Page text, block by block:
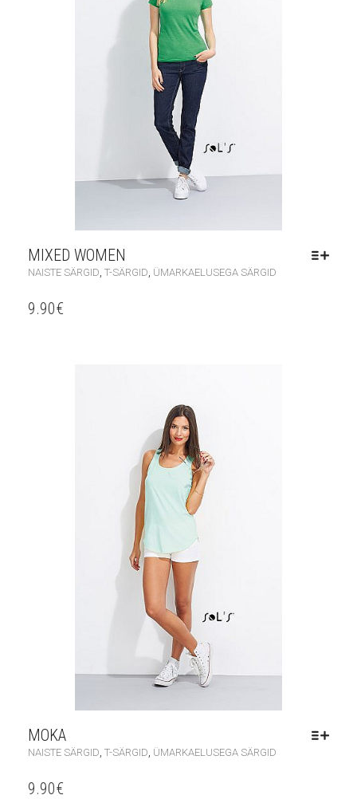
MIXED WOMEN
NAISTE SÄRGID T-SÄRGID ÜMARKAELUSEGA SÄRGID
9.90€
MOKA
NAISTE SÄRGID T-SÄRGID ÜMARKAELUSEGA SÄRGID
9.90€